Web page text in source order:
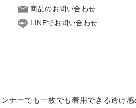
商品のお問い合わせ
LINEでお問い合わせ
ナーでも一枚でも着用できる透け